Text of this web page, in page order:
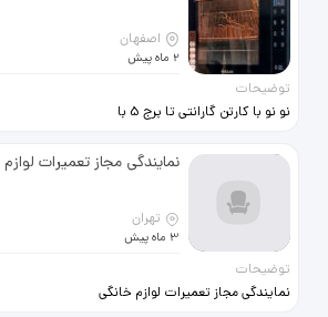
اصفهان
2 ماه پیش
توضیحات
نو نو با کارتن گارانتی تا برج 5 با
نمایندگی مجاز تعمیرات
تهران
3 ماه پیش
توضیحات
نمایندگی مجاز تعمیرات لوازم خانگی